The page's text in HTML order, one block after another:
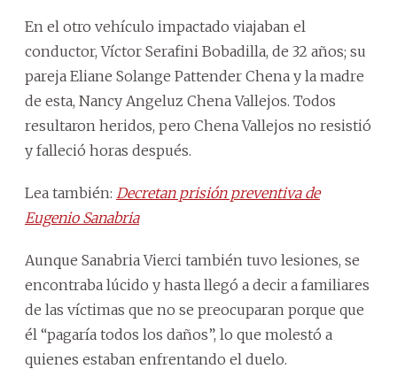
En el otro vehículo impactado viajaban el
conductor, Víctor Serafini Bobadilla, de 32 años; su
pareja Eliane Solange Pattender Chena y la madre
de esta, Nancy Angeluz Chena Vallejos. Todos
resultaron heridos, pero Chena Vallejos no resistió
y falleció horas después.
Lea también: Decretan prisión preventiva de
Eugenio Sanabria
Aunque Sanabria Vierci también tuvo lesiones, se
encontraba lúcido y hasta llegó a decir a familiares
de las víctimas que no se preocuparan porque que
él “pagaría todos los daños”, lo que molestó a
quienes estaban enfrentando el duelo.